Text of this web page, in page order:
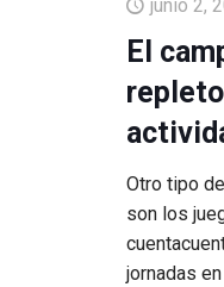
junio 2,
El
Otro tipo
son los
jornadas